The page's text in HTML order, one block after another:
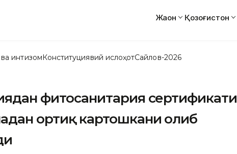
Жаҳон Қозоғистон
интизомКонституциявий ислоҳотСайлов-2026
фитосанитария сертификати
ортиқ картошкани олиб